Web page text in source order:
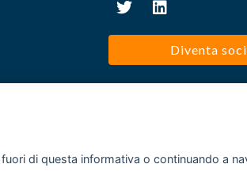
Diventa
di questa informativa o continuando a